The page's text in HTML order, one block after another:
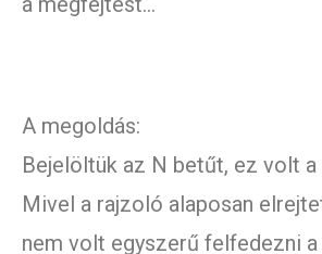
A megoldás:
Bejelöltük az N betűt, ez volt a
Mivel a rajzoló alaposan
nem volt egyszerű felfedezni